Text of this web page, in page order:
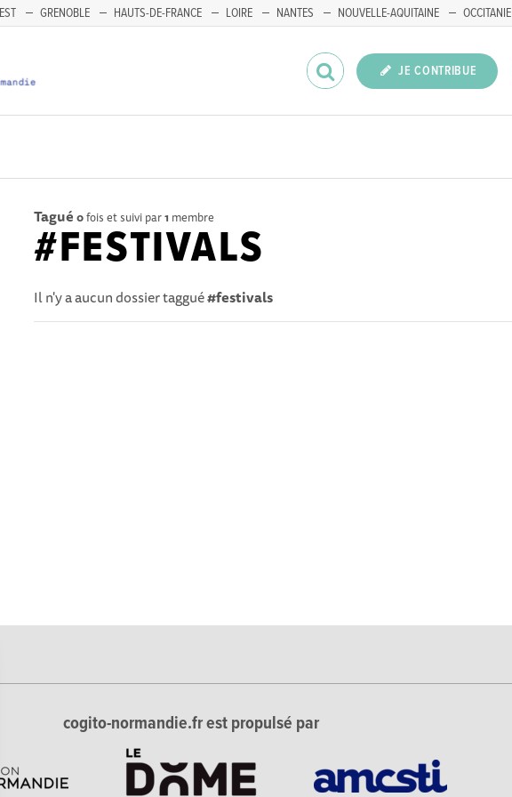
GRENOBLE HAUTS-DE-FRANCE LOIRE NANTES NOUVELLE-AQUITAINE OCCITANIE
JE CONTRIBUE
Tagué 0fois et suivi par1 membre
#FESTIVALS
Il n'y a aucun dossier taggué#festivals
cogito-normandie.fr est propulsé par